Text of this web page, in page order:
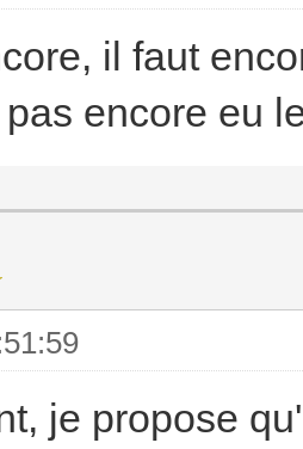
il faut
encore eu
je propose